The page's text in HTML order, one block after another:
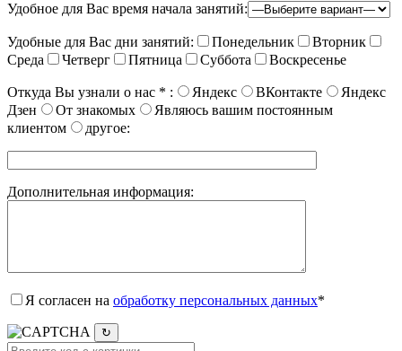
Удобное для Вас время начала занятий:
Удобные для Вас дни занятий: Понедельник
Вторник
Среда
Четверг Пятница Суббота Воскресенье
Откуда Вы узнали о нас * : Яндекс ВКонтакте
Яндекс
Дзен
От знакомых
Являюсь вашим постоянным
клиентом
другое:
Дополнительная информация:
Я согласен на обработку персональных данных*
↻